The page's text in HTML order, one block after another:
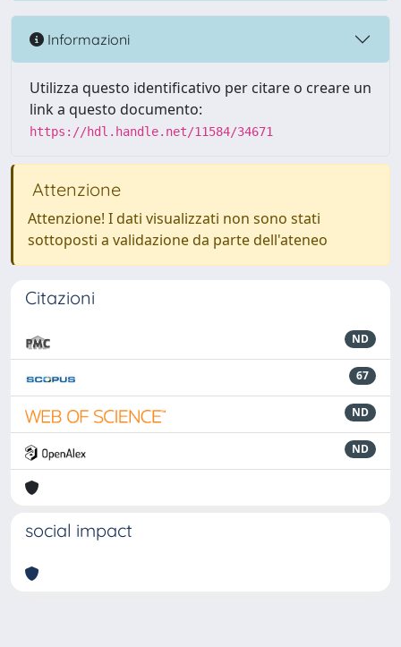
Informazioni
Utilizza questo identificativo per citare o creare un
link a questo documento:
https://hdl.handle.net/11584/34671
Attenzione
Attenzione! I dati visualizzati non sono stati
sottoposti a validazione da parte dell'ateneo
Citazioni
ND
67
ND
ND
social impact